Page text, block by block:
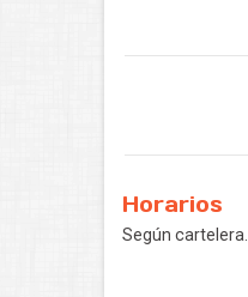
Horarios
Según cartelera.